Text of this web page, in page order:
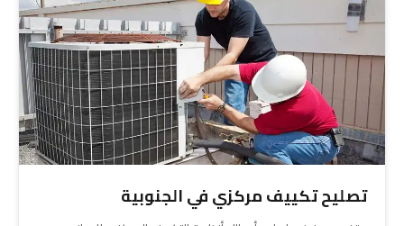
تصليح تكييف مركزي في الجنوبية